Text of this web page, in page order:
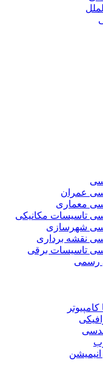
عمران
معماری
تاسیسات مکانیکی
شهرسازی
نقشه برداری
تاسیسات برقی
رسمی